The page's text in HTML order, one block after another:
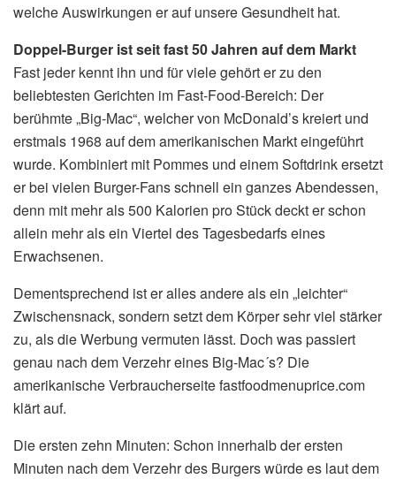
welche Auswirkungen er auf unsere Gesundheit hat.
Doppel-Burger ist seit fast 50 Jahren auf dem Markt
Fast jeder kennt ihn und für viele gehört er zu den
beliebtesten Gerichten im Fast-Food-Bereich: Der
berühmte „Big-Mac“, welcher von McDonald’s kreiert und
erstmals 1968 auf dem amerikanischen Markt eingeführt
wurde. Kombiniert mit Pommes und einem Softdrink ersetzt
er bei vielen Burger-Fans schnell ein ganzes Abendessen,
denn mit mehr als 500 Kalorien pro Stück deckt er schon
allein mehr als ein Viertel des Tagesbedarfs eines
Erwachsenen.
Dementsprechend ist er alles andere als ein „leichter“
Zwischensnack, sondern setzt dem Körper sehr viel stärker
zu, als die Werbung vermuten lässt. Doch was passiert
genau nach dem Verzehr eines Big-Mac´s? Die
amerikanische Verbraucherseite fastfoodmenuprice.com
klärt auf.
Die ersten zehn Minuten: Schon innerhalb der ersten
Minuten nach dem Verzehr des Burgers würde es laut dem